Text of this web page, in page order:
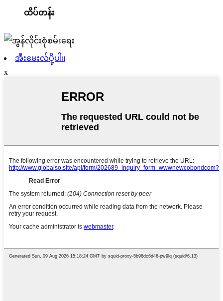
ထိပ်တန်း
အီးမေးလ်ပို့ပါ။
x